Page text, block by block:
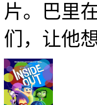
片。巴里
们，让他